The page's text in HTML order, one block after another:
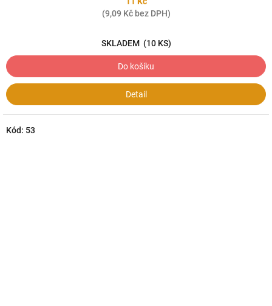
(9,09 Kč bez DPH)
SKLADEM (10 KS)
Do košíku
Detail
Kód: 53